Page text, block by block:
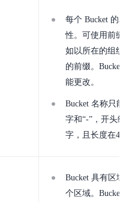
每个 Bucket 的
性。可使用前缀
如以所在的组织
的前缀。Bucket
能更改。
Bucket 名称只能
字和“-”，开头
字，且长度在4-
Bucket 具有区域
个区域。Bucket